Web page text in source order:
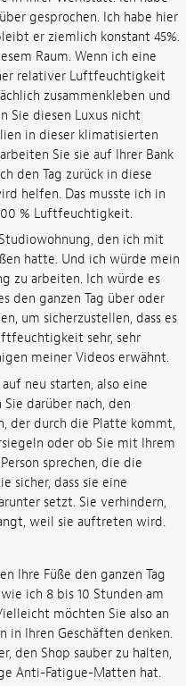
gesprochen. Ich habe hier
er ziemlich konstant 45%.
Raum. Wenn ich eine
relativer Luftfeuchtigkeit
zusammenkleben und
Sie diesen Luxus nicht
in dieser klimatisierten
Sie sie auf Ihrer Bank
den Tag zurück in diese
helfen. Das musste ich in
% Luftfeuchtigkeit.
den ich mit
hatte. Und ich würde mein
zu arbeiten. Ich würde es
den ganzen Tag über oder
um sicherzustellen, dass es
sehr, sehr
meiner Videos erwähnt.
neu starten, also eine
darüber nach, den
der durch die Platte kommt,
oder ob Sie mit Ihrem
sprechen, die die
sicher, dass sie eine
setzt. Sie verhindern,
weil sie auftreten wird.
Ihre Füße den ganzen Tag
ich 8 bis 10 Stunden am
möchten Sie also an
in Ihren Geschäften denken.
den Shop sauber zu halten,
Anti-Fatigue-Matten hat.